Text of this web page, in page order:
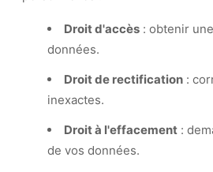
Droit d'accès : obtenir
données.
Droit de rectification :
inexactes.
Droit à l'effacement :
de vos données.